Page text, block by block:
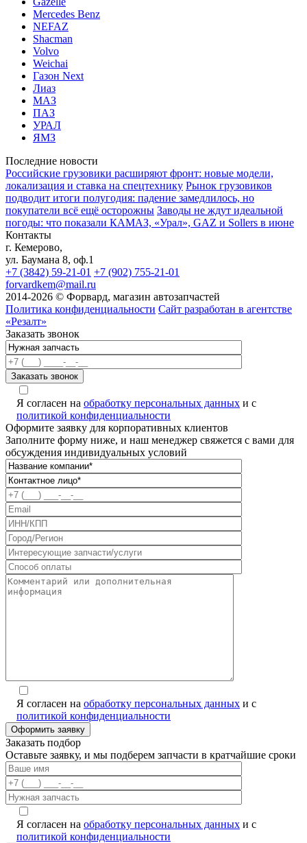
Mercedes Benz
NEFAZ
Shacman
Volvo
Weichai
Газон Next
Лиаз
МАЗ
ПАЗ
УРАЛ
ЯМЗ
Последние новости
Российские грузовики расширяют фронт: новые модели,
локализация и ставка на спецтехнику Рынок грузовиков
подводит итоги полугодия: падение замедлилось, но
покупатели всё ещё осторожны Заводы не ждут идеальной
погоды: что показали КАМАЗ, «Урал», GAZ и Sollers в июне
Контакты
г. Кемерово,
ул. Баумана 8, оф.1
+7 (3842) 59-21-01 +7 (902) 755-21-01
forvardkem@mail.ru
2014-2026 © Форвард, магазин автозапчастей
Политика конфиденциальности Сайт разработан в агентстве
«Резалт»
Заказать звонок
Я согласен на обработку персональных данных и с
политикой конфиденциальности
Оформите заявку для корпоративных клиентов
Заполните форму ниже, и наш менеджер свяжется с вами для
обсуждения индивидуальных условий
Я согласен на обработку персональных данных и с
политикой конфиденциальности
Заказать подбор
Оставьте заявку, и мы подберем запчасти в кратчайшие сроки
Я согласен на обработку персональных данных и с
политикой конфиденциальности